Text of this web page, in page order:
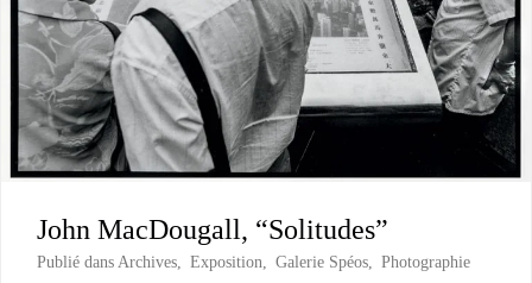
John MacDougall, “Solitudes”
Publié dans Archives, Exposition, Galerie Spéos, Photographie